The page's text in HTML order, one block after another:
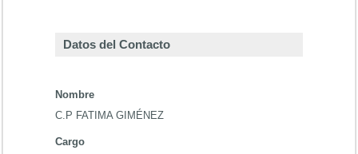
Datos del Contacto
Nombre
C.P FATIMA GIMÉNEZ
Cargo